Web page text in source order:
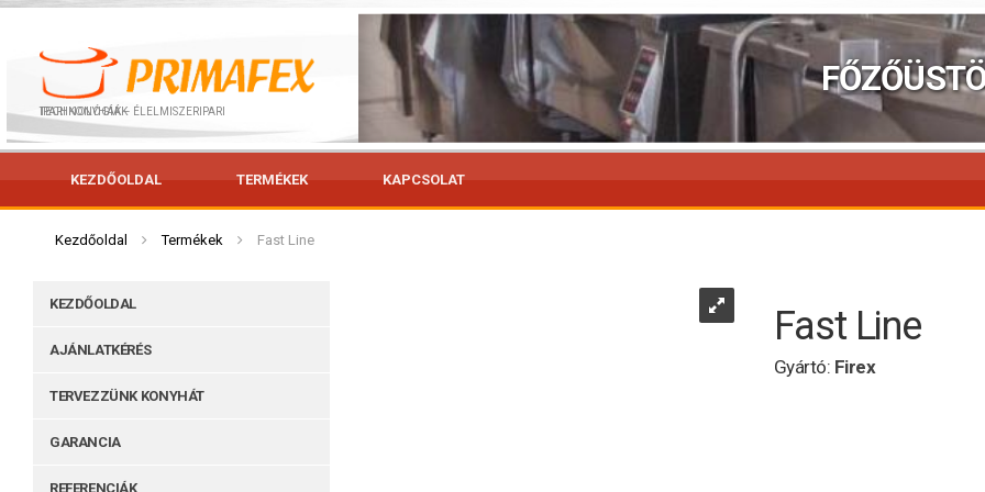
IPARI KONYHÁK – ÉLELMISZERIPARI TECHNOLÓGIÁK
KEZDŐOLDAL TERMÉKEK KAPCSOLAT
Kezdőoldal Termékek Fast Line
Fast Line
Gyártó: Firex
KEZDŐOLDAL
AJÁNLATKÉRÉS
TERVEZZÜNK KONYHÁT
GARANCIA
REFERENCIÁK